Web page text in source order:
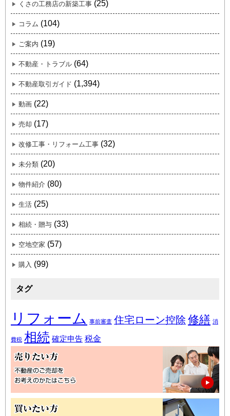
くさの工務店の新築工事 (25)
コラム (104)
ご案内 (19)
不動産・トラブル (64)
不動産取引ガイド (1,394)
動画 (22)
売却 (17)
改修工事・リフォーム工事 (32)
未分類 (20)
物件紹介 (80)
生活 (25)
相続・贈与 (33)
空地空家 (57)
購入 (99)
タグ
リフォーム 事前審査 住宅ローン控除 修繕 消
費税 相続 確定申告 税金